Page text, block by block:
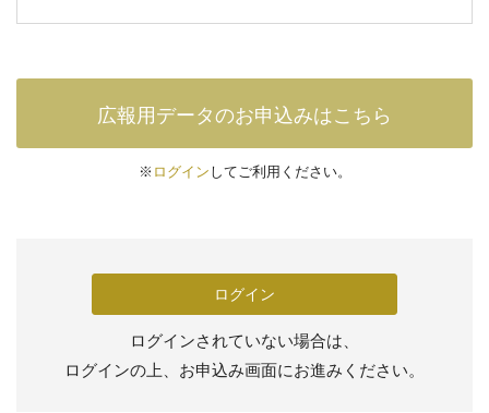
広報用データのお申込みはこちら
※ ログイン してご利用ください。
ログイン
ログインされていない場合は、
ログインの上、お申込み画面にお進みください。